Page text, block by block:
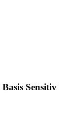
Sensitiv